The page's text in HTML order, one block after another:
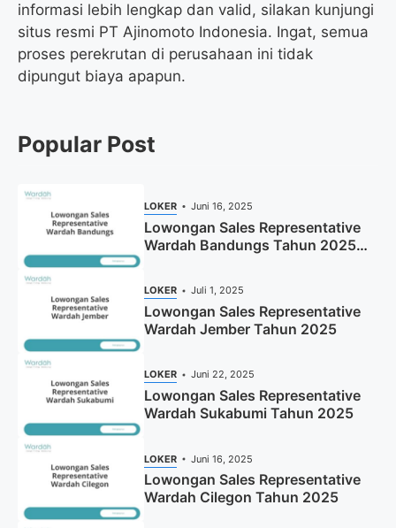
informasi lebih lengkap dan valid, silakan kunjungi
situs resmi PT Ajinomoto Indonesia. Ingat, semua
proses perekrutan di perusahaan ini tidak
dipungut biaya apapun.
Popular Post
LOKER Juni 16, 2025
Lowongan Sales Representative
Wardah Bandungs Tahun 2025
LOKER Juli 1, 2025
Lowongan Sales Representative
Wardah Jember Tahun 2025
LOKER Juni 22, 2025
Lowongan Sales Representative
Wardah Sukabumi Tahun 2025
LOKER Juni 16, 2025
Lowongan Sales Representative
Wardah Cilegon Tahun 2025